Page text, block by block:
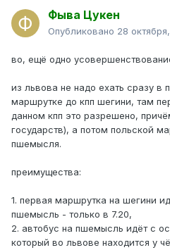
Фыва Цукен
Опубликовано 28
во, ещё одно
из львова не надо ехать сразу в
маршрутке до кпп шегини, там
данном кпп это разрешено,
государств), а потом польской
пшемысля.
преимущества:
1. первая маршрутка на шегини
пшемысль - только в 7.20,
2. автобус на пшемысль идёт с
который во львове находится у